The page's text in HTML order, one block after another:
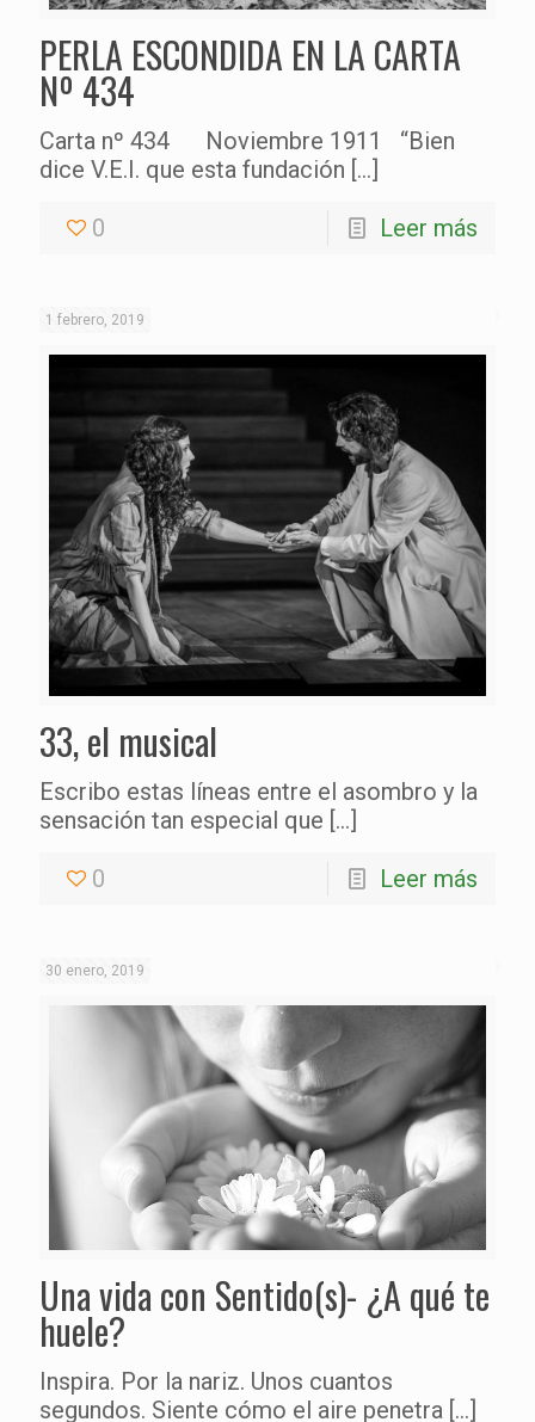
PERLA ESCONDIDA EN LA CARTA
Nº 434
Carta nº 434 Noviembre 1911 “Bien
dice V.E.I. que esta fundación […]
0 Leer más
1 febrero, 2019
33, el musical
Escribo estas líneas entre el asombro y la
sensación tan especial que […]
0 Leer más
30 enero, 2019
Una vida con Sentido(s)- ¿A qué te
huele?
Inspira. Por la nariz. Unos cuantos
segundos. Siente cómo el aire penetra […]